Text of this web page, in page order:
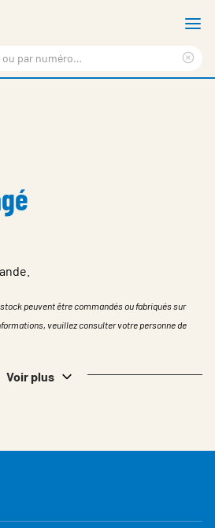
peuvent être commandés ou fabriqués sur
veuillez consulter votre personne de
Voir plus